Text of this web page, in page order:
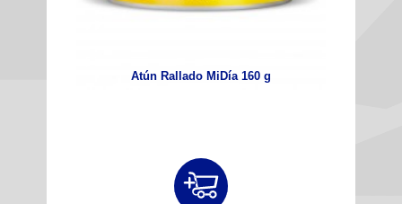
Atún Rallado MiDía 160 g